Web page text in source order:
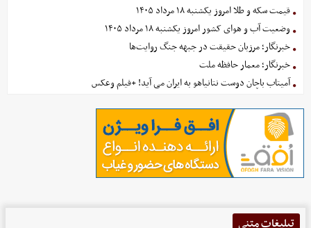
قیمت سکه و طلا امروز یکشنبه ۱۸ مرداد ۱۴۰۵
وضعیت آب و هوای کشور امروز یکشنبه ۱۸ مرداد ۱۴۰۵
خبرنگار؛ مرزبان حقیقت در جبهه جنگ روایت‌ها
خبرنگار؛ معمار حافظه ملت
آمیتاب باچان دوست نتانیاهو به ایران می آید! +فیلم وعکس
تبلیغات متنی